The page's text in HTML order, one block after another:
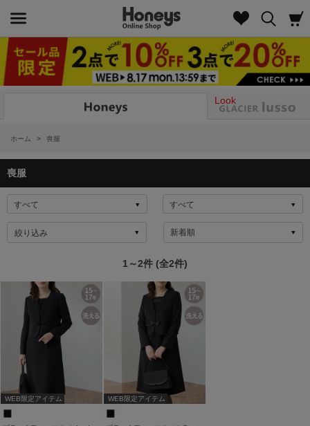
Look
ホーム > 喪服
喪服
絞り込み
1～2件 (全2件)
WEB限定アイテム WEB限定アイテム